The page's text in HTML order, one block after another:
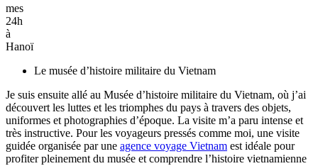
mes
24h
à
Hanoï
Le musée d’histoire militaire du Vietnam
Je suis ensuite allé au Musée d’histoire militaire du Vietnam, où j’ai
découvert les luttes et les triomphes du pays à travers des objets,
uniformes et photographies d’époque. La visite m’a paru intense et
très instructive. Pour les voyageurs pressés comme moi, une visite
guidée organisée par une agence voyage Vietnam est idéale pour
profiter pleinement du musée et comprendre l’histoire vietnamienne